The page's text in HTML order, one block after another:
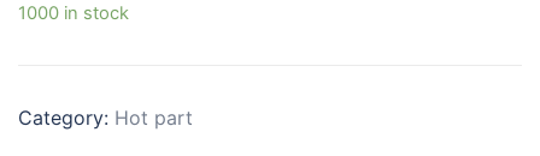
1000 in stock
Category: Hot part